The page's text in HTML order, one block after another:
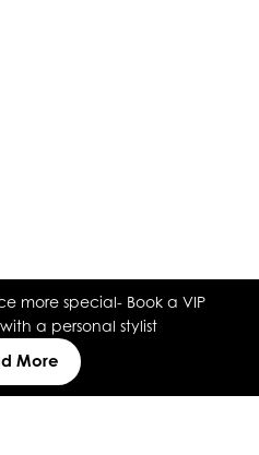
more special- Book a VIP
a personal stylist
More